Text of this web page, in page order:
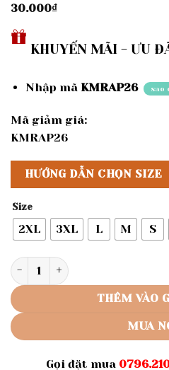
30.000₫
KHUYẾN MÃI - ƯU
Nhập mã KMRAP26 sao
Mã giảm giá:
KMRAP26
HƯỚNG DẪN CHỌN SIZE
Size
2XL 3XL L M S
Rập giấy A0 mã 1518 - bộ cổ
THÊM VÀO
MUA
Gọi đặt mua